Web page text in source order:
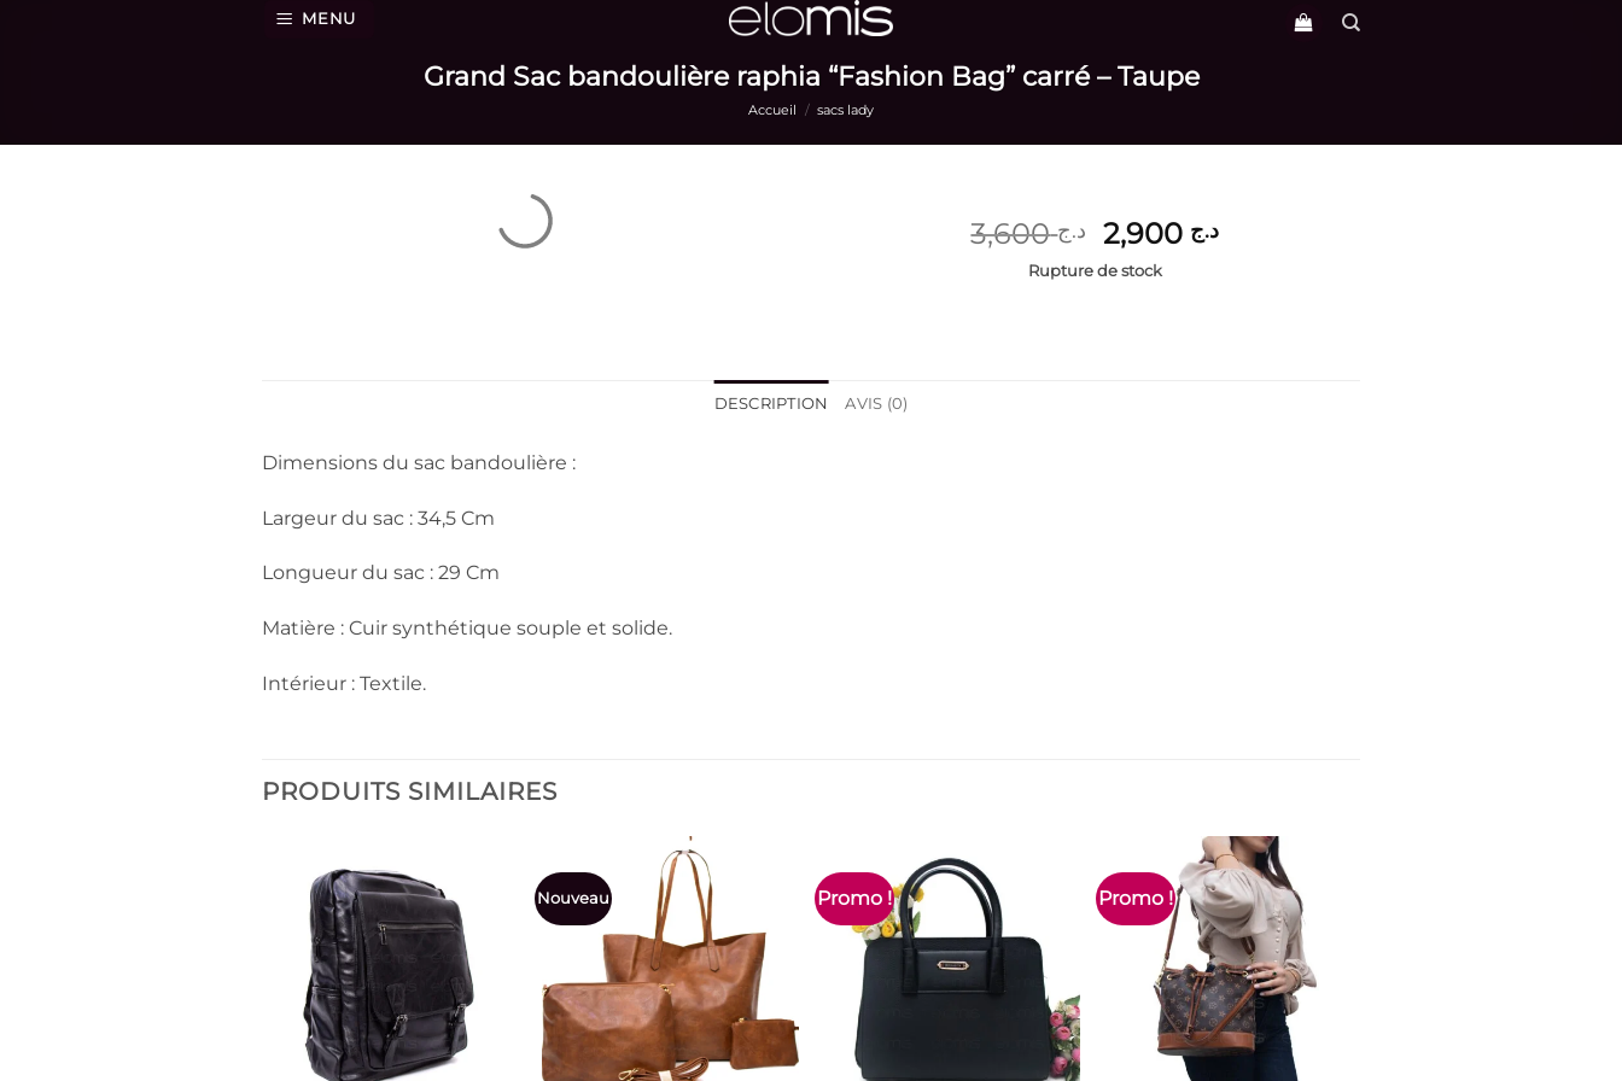
MENU
Grand Sac bandoulière raphia “Fashion Bag” carré – Taupe
Accueil / sacs lady
د.ج3,600 Le
prix
initial
د.ج 2,900 Le
Rupture de stock
DESCRIPTION AVIS (0)
Dimensions du sac bandoulière :
Largeur du sac : 34,5 Cm
Longueur du sac : 29 Cm
Matière : Cuir synthétique souple et solide.
Intérieur : Textile.
PRODUITS SIMILAIRES
Nouveau Promo ! Promo !